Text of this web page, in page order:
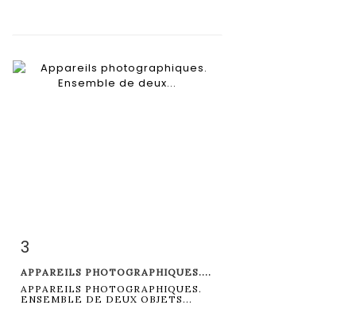
Fiche détaillée
3
APPAREILS PHOTOGRAPHIQUES....
APPAREILS PHOTOGRAPHIQUES.
ENSEMBLE DE DEUX OBJETS...